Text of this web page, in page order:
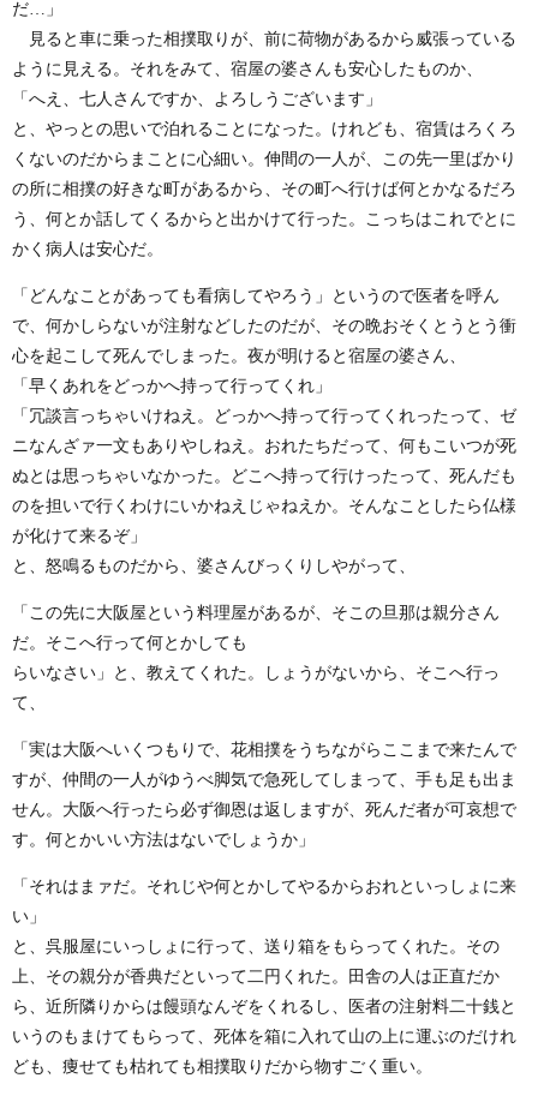
だ…」
見ると車に乗った相撲取りが、前に荷物があるから威張っている
ように見える。それをみて、宿屋の婆さんも安心したものか、
「へえ、七人さんですか、よろしうございます」
と、やっとの思いで泊れることになった。けれども、宿賃はろくろ
くないのだからまことに心細い。伸間の一人が、この先一里ばかり
の所に相撲の好きな町があるから、その町へ行けば何とかなるだろ
う、何とか話してくるからと出かけて行った。こっちはこれでとに
かく病人は安心だ。
「どんなことがあっても看病してやろう」というので医者を呼ん
で、何かしらないが注射などしたのだが、その晩おそくとうとう衝
心を起こして死んでしまった。夜が明けると宿屋の婆さん、
「早くあれをどっかへ持って行ってくれ」
「冗談言っちゃいけねえ。どっかへ持って行ってくれったって、ゼ
ニなんざァ一文もありやしねえ。おれたちだって、何もこいつが死
ぬとは思っちゃいなかった。どこへ持って行けったって、死んだも
のを担いで行くわけにいかねえじゃねえか。そんなことしたら仏様
が化けて来るぞ」
と、怒鳴るものだから、婆さんびっくりしやがって、
「この先に大阪屋という料理屋があるが、そこの旦那は親分さん
だ。そこへ行って何とかしても
らいなさい」と、教えてくれた。しょうがないから、そこへ行っ
て、
「実は大阪へいくつもりで、花相撲をうちながらここまで来たんで
すが、仲間の一人がゆうべ脚気で急死してしまって、手も足も出ま
せん。大阪へ行ったら必ず御恩は返しますが、死んだ者が可哀想で
す。何とかいい方法はないでしょうか」
「それはまァだ。それじや何とかしてやるからおれといっしょに来
い」
と、呉服屋にいっしょに行って、送り箱をもらってくれた。その
上、その親分が香典だといって二円くれた。田舎の人は正直だか
ら、近所隣りからは饅頭なんぞをくれるし、医者の注射料二十銭と
いうのもまけてもらって、死体を箱に入れて山の上に運ぶのだけれ
ども、痩せても枯れても相撲取りだから物すごく重い。